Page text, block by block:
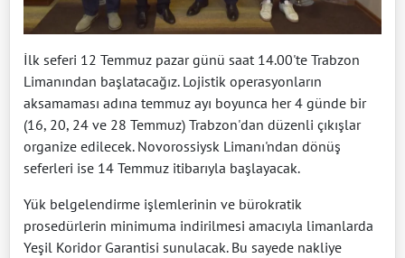
İlk seferi 12 Temmuz pazar günü saat 14.00'te Trabzon
Limanından başlatacağız. Lojistik operasyonların
aksamaması adına temmuz ayı boyunca her 4 günde bir
(16, 20, 24 ve 28 Temmuz) Trabzon'dan düzenli çıkışlar
organize edilecek. Novorossiysk Limanı'ndan dönüş
seferleri ise 14 Temmuz itibarıyla başlayacak.
Yük belgelendirme işlemlerinin ve bürokratik
prosedürlerin minimuma indirilmesi amacıyla limanlarda
Yeşil Koridor Garantisi sunulacak. Bu sayede nakliye